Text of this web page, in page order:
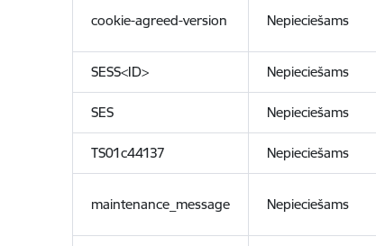
cookie-agreed-version Nepieciešams
SESS<ID> Nepieciešams
SES Nepieciešams
TS01c44137 Nepieciešams
maintenance_message Nepieciešams